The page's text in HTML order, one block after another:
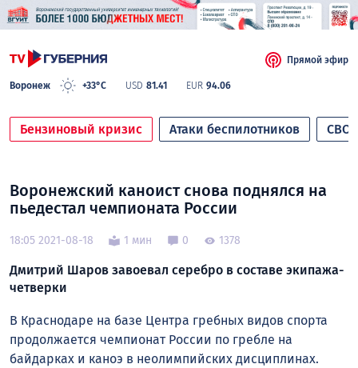
Воронеж +33°C USD 81.41 EUR 94.06
Прямой эфир
Бензиновый кризис Атаки беспилотников СВО
Воронежский каноист снова поднялся на
пьедестал чемпионата России
18:05 2021-08-18 1 мин 0 1378
Дмитрий Шаров завоевал серебро в составе экипажа-
четверки
В Краснодаре на базе Центра гребных видов спорта
продолжается чемпионат России по гребле на
байдарках и каноэ в неолимпийских дисциплинах.